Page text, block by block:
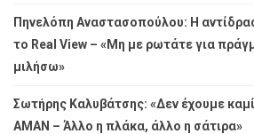
Πηνελόπη Αναστασοπούλου: Η
το Real View – «Μη με ρωτάτε για
μιλήσω»
Σωτήρης Καλυβάτσης: «Δεν έχουμε
ΑΜΑΝ – Άλλο η πλάκα, άλλο η σάτιρα»